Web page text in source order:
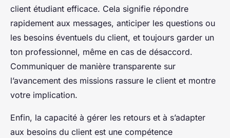
client étudiant efficace. Cela signifie répondre
rapidement aux messages, anticiper les questions ou
les besoins éventuels du client, et toujours garder un
ton professionnel, même en cas de désaccord.
Communiquer de manière transparente sur
l’avancement des missions rassure le client et montre
votre implication.
Enfin, la capacité à gérer les retours et à s’adapter
aux besoins du client est une compétence